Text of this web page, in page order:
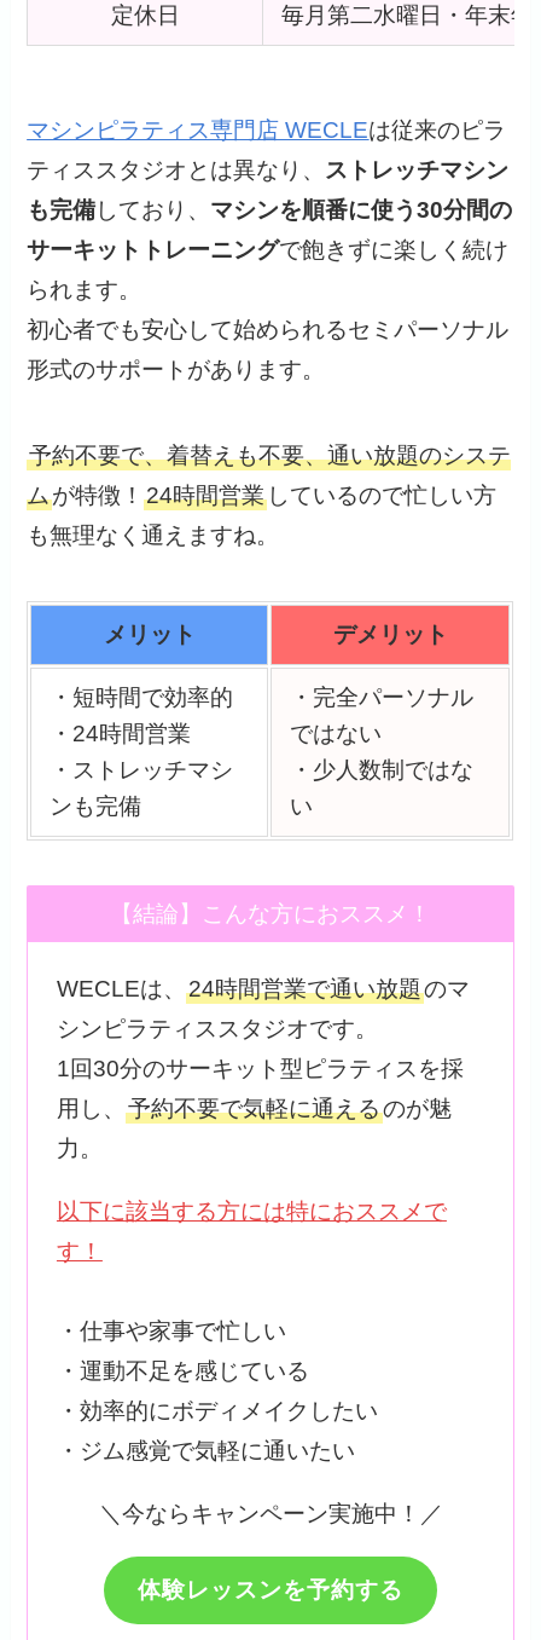
定休日 毎月第二水曜日・年末年
マシンピラティス専門店 WECLEは従来のピラ
ティススタジオとは異なり、 ストレッチマシン
も完備しており、 マシンを順番に使う30分間の
サーキットトレーニングで飽きずに楽しく続け
られます。
初心者でも安心して始められるセミパーソナル
形式のサポートがあります。
予約不要で、着替えも不要、通い放題のシステ
ムが特徴！24時間営業 しているので忙しい方
も無理なく通えますね。
メリット デメリット
・短時間で効率的
・24時間営業
・ストレッチマシ
ンも完備
・完全パーソナル
ではない
・少人数制ではな
い
【結論】こんな方におススメ！
WECLEは、 24時間営業で通い放題のマ
シンピラティススタジオです。
1回30分のサーキット型ピラティスを採
用し、 予約不要で気軽に通えるのが魅
力。
以下に該当する方には特におススメで
す！
・仕事や家事で忙しい
・運動不足を感じている
・効率的にボディメイクしたい
・ジム感覚で気軽に通いたい
＼今ならキャンペーン実施中！／
体験レッスンを予約する